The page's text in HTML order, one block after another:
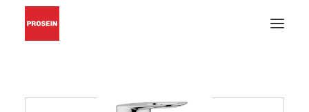
GRIFERÍAS Y ACCESORIOS